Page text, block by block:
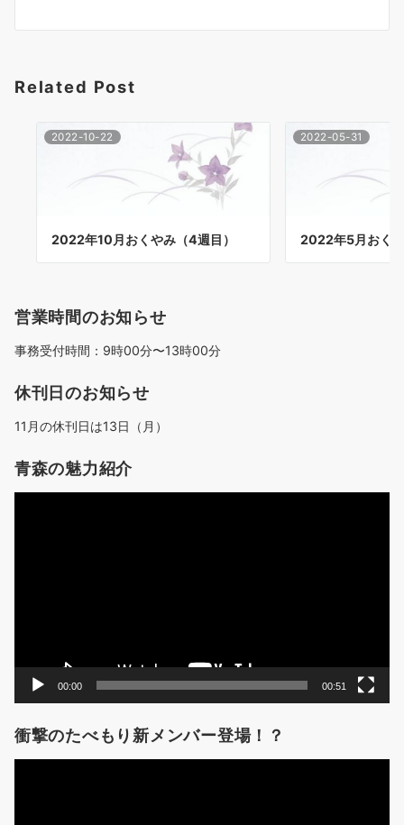
シ
ン
Related Post
2022-10-22
2022年10月おくやみ（4週目）
2022-05-31
2022年5月おく
営業時間のお知らせ
事務受付時間：9時00分〜13時00分
休刊日のお知らせ
11月の休刊日は13日（月）
青森の魅力紹介
00:00 00:51
衝撃のたべもり新メンバー登場！？